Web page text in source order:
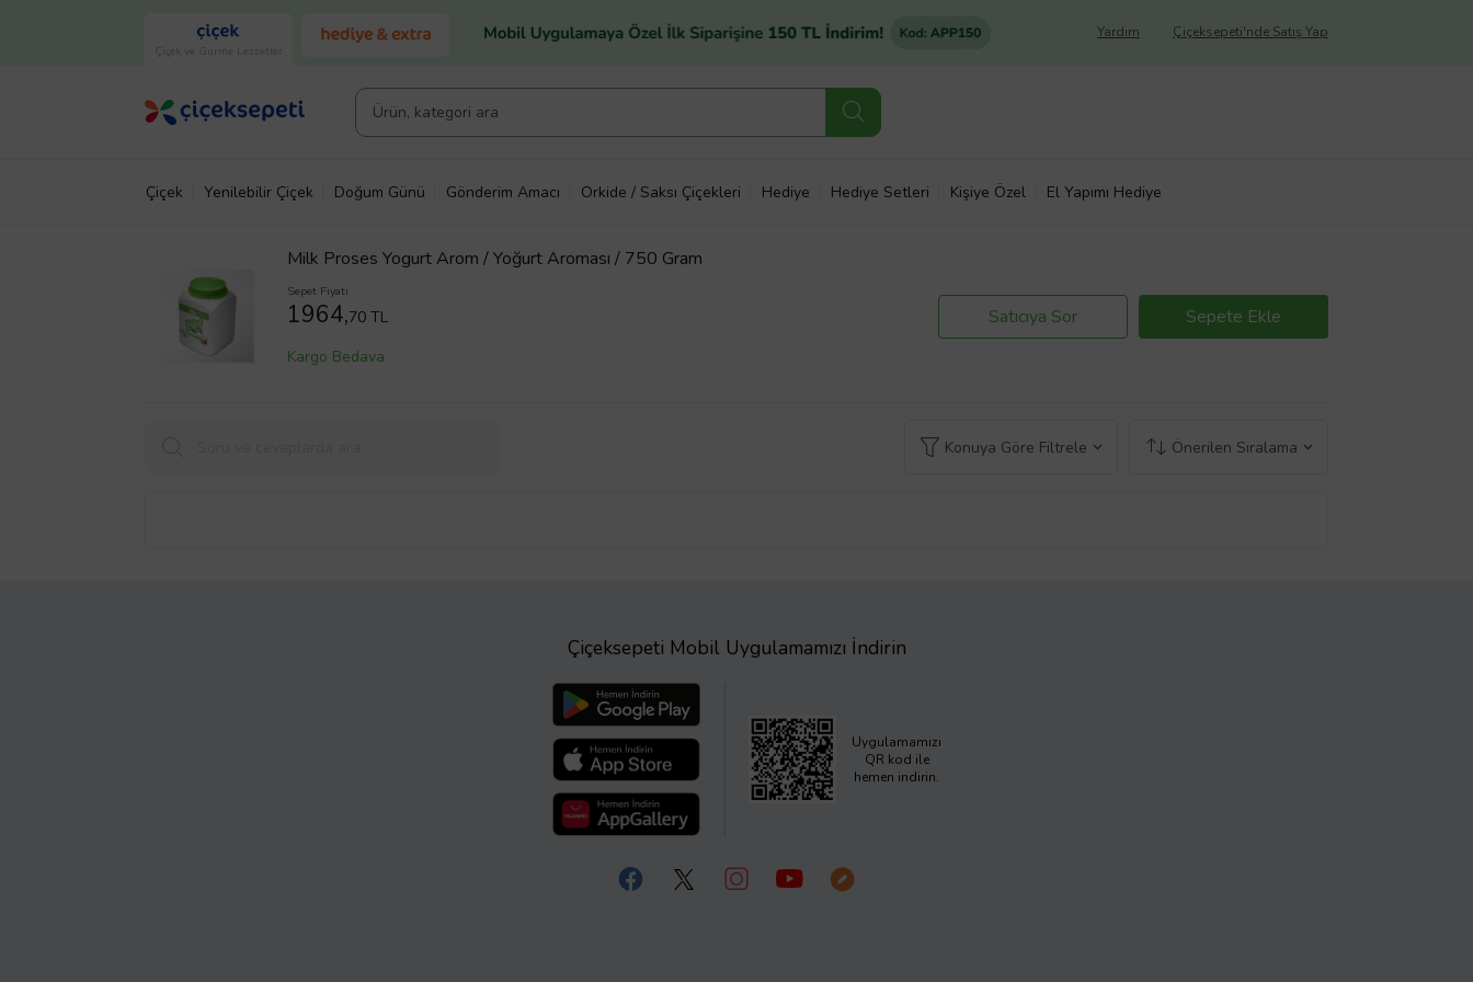
Çiçek ve Gurme Lezzetler
Çiçeksepeti'nde Satış Yap
Yardım
Çiçek Yenilebilir Çiçek Doğum Günü Gönderim Amacı Orkide / Saksı Çiçekleri Hediye Hediye Setleri Kişiye Özel El Yapımı Hediye
Milk Proses Yogurt Arom / Yoğurt Aroması / 750 Gram
Sepet Fiyatı
1964,70 TL
Kargo Bedava
Satıcıya Sor Sepete Ekle
Konuya Göre Filtrele Önerilen Sıralama
Çiçeksepeti Mobil Uygulamamızı İndirin
Uygulamamızı
QR kod ile
hemen indirin.